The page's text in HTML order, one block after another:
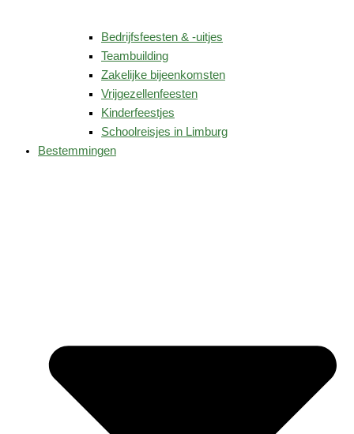
Bedrijfsfeesten & -uitjes
Teambuilding
Zakelijke bijeenkomsten
Vrijgezellenfeesten
Kinderfeestjes
Schoolreisjes in Limburg
Bestemmingen